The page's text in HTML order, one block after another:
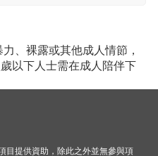
、裸露或其他成人情節，
以下人士需在成人陪伴下
目提供資助，除此之外並無參與項